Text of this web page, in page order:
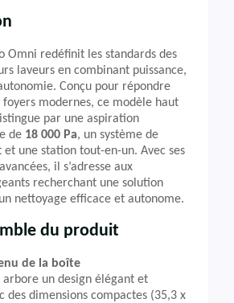
Omni redéfinit les standards des
laveurs en combinant puissance,
Conçu pour répondre
foyers modernes, ce modèle haut
par une aspiration
de 18 000 Pa, un système de
et une station tout-en-un. Avec ses
il s’adresse aux
recherchant une solution
nettoyage efficace et autonome.
du produit
de la boîte
arbore un design élégant et
des dimensions compactes (35,3 x